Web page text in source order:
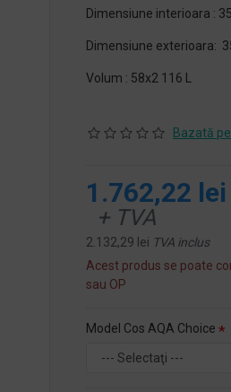
Dimensiune interioara :
Dimensiune exterioara:
Volum : 58x2 116 L
Bazată
1.762,22 lei
+ TVA
2.132,29 lei TVA inclus
Acest produs se poate
sau OP
Model Cos AQA Choice